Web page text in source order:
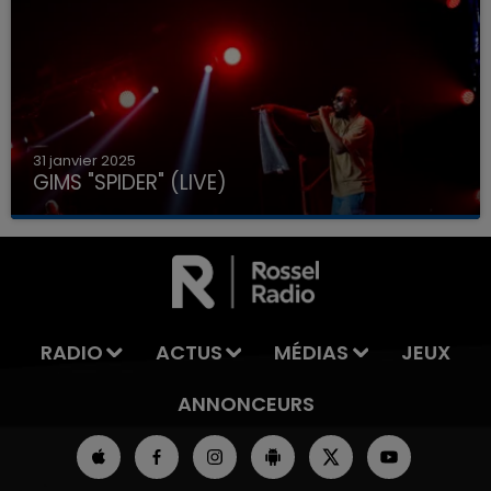
31 janvier 2025
GIMS "SPIDER" (LIVE)
RADIO ACTUS MÉDIAS
JEUX
ANNONCEURS